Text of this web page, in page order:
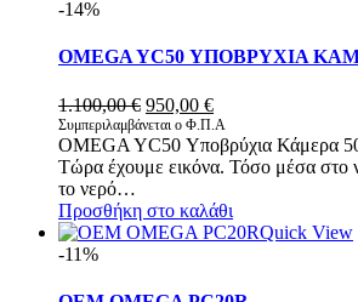
-14%
OMEGA YC50 ΥΠΟΒΡΥΧΙΑ
1.100,00€ Original
price
was:
1.100,00 €.
950,00 €Η
τρέχουσα
τιμή
είναι:
Συμπεριλαμβάνεται ο Φ.Π.Α
OMEGA YC50 Υποβρύχια Κάμερα
Τώρα έχουμε εικόνα. Τόσο μέσα στο
το νερό…
Προσθήκη στο καλάθι
Quick View
-11%